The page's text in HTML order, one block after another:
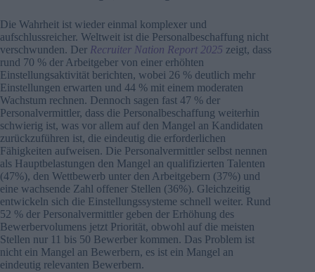
Die Wahrheit ist wieder einmal komplexer und
aufschlussreicher. Weltweit ist die Personalbeschaffung nicht
verschwunden. Der Recruiter Nation Report 2025 zeigt, dass
rund 70 % der Arbeitgeber von einer erhöhten
Einstellungsaktivität berichten, wobei 26 % deutlich mehr
Einstellungen erwarten und 44 % mit einem moderaten
Wachstum rechnen. Dennoch sagen fast 47 % der
Personalvermittler, dass die Personalbeschaffung weiterhin
schwierig ist, was vor allem auf den Mangel an Kandidaten
zurückzuführen ist, die eindeutig die erforderlichen
Fähigkeiten aufweisen. Die Personalvermittler selbst nennen
als Hauptbelastungen den Mangel an qualifizierten Talenten
(47%), den Wettbewerb unter den Arbeitgebern (37%) und
eine wachsende Zahl offener Stellen (36%). Gleichzeitig
entwickeln sich die Einstellungssysteme schnell weiter. Rund
52 % der Personalvermittler geben der Erhöhung des
Bewerbervolumens jetzt Priorität, obwohl auf die meisten
Stellen nur 11 bis 50 Bewerber kommen. Das Problem ist
nicht ein Mangel an Bewerbern, es ist ein Mangel an
eindeutig relevanten Bewerbern.